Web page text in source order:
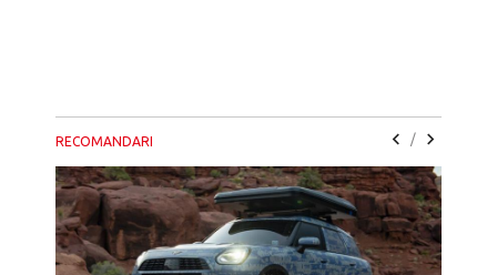
RECOMANDARI /